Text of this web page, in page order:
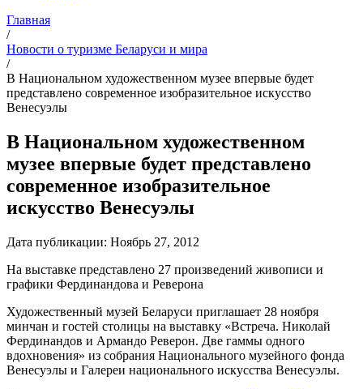
Главная
/
Новости о туризме Беларуси и мира
/
В Национальном художественном музее впервые будет
представлено современное изобразительное искусство
Венесуэлы
В Национальном художественном
музее впервые будет представлено
современное изобразительное
искусство Венесуэлы
Дата публикации: Ноябрь 27, 2012
На выставке представлено 27 произведений живописи и
графики Фердинандова и Реверона
Художественный музей Беларуси приглашает 28 ноября
минчан и гостей столицы на выставку «Встреча. Николай
Фердинандов и Армандо Реверон. Две гаммы одного
вдохновения» из собрания Национального музейного фонда
Венесуэлы и Галереи национального искусства Венесуэлы.